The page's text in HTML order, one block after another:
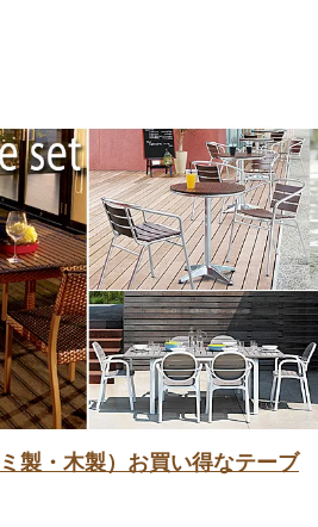
製・木製）お買い得なテーブ